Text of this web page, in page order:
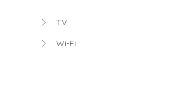
TV
Wi-Fi